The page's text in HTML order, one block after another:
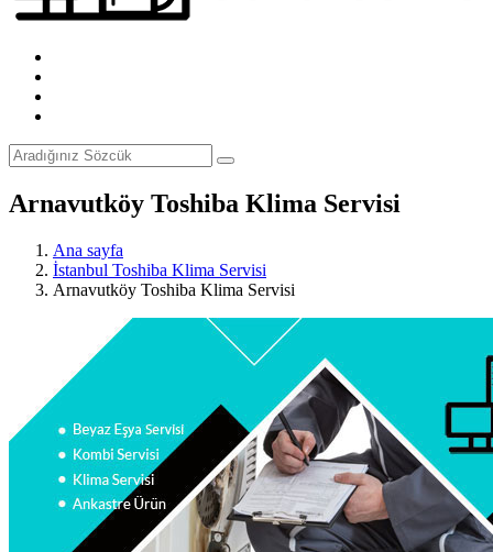
Arnavutköy Toshiba Klima Servisi
Ana sayfa
İstanbul Toshiba Klima Servisi
Arnavutköy Toshiba Klima Servisi